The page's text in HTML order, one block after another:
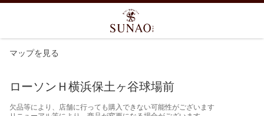
マップを見る
ローソンＨ横浜保土ヶ谷球場前
欠品等により、店舗に行っても購入できない可能性がございます